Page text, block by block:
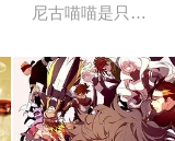
尼古喵喵是只超爱